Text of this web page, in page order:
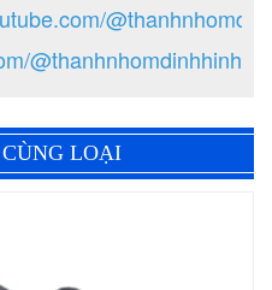
@thanhnhomdinhhinh
LOẠI